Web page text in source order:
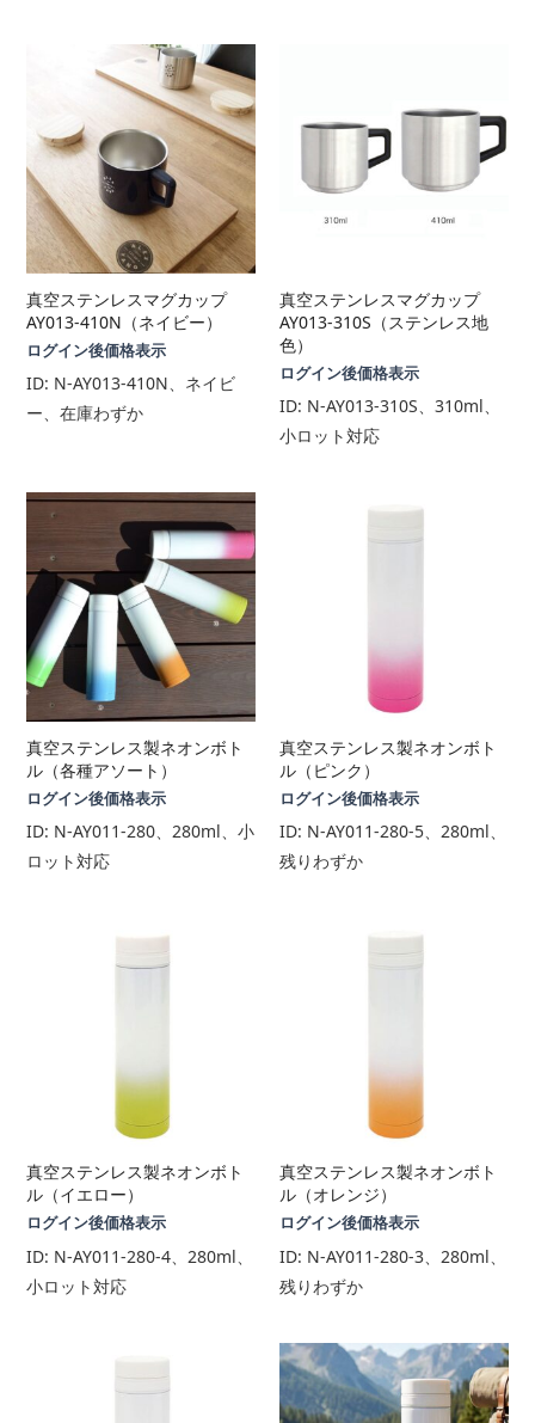
真空ステンレスマグカップ
AY013-410N（ネイビー）
ログイン後価格表示
ID: N-AY013-410N、ネイビ
ー、在庫わずか
真空ステンレスマグカップ
AY013-310S（ステンレス地
色）
ログイン後価格表示
ID: N-AY013-310S、310ml、
小ロット対応
真空ステンレス製ネオンボト
ル（各種アソート）
ログイン後価格表示
ID: N-AY011-280、280ml、小
ロット対応
真空ステンレス製ネオンボト
ル（ピンク）
ログイン後価格表示
ID: N-AY011-280-5、280ml、
残りわずか
真空ステンレス製ネオンボト
ル（イエロー）
ログイン後価格表示
ID: N-AY011-280-4、280ml、
小ロット対応
真空ステンレス製ネオンボト
ル（オレンジ）
ログイン後価格表示
ID: N-AY011-280-3、280ml、
残りわずか